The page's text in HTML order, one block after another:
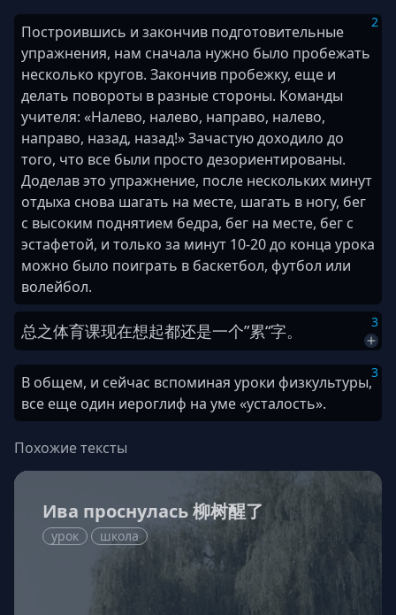
2
Построившись и закончив подготовительные
упражнения, нам сначала нужно было пробежать
несколько кругов. Закончив пробежку, еще и
делать повороты в разные стороны. Команды
учителя: «Налево, налево, направо, налево,
направо, назад, назад!» Зачастую доходило до
того, что все были просто дезориентированы.
Доделав это упражнение, после нескольких минут
отдыха снова шагать на месте, шагать в ногу, бег
с высоким поднятием бедра, бег на месте, бег с
эстафетой, и только за минут 10-20 до конца урока
можно было поиграть в баскетбол, футбол или
волейбол.
3
总之体育课现在想起都还是一个”累“字。
3
В общем, и сейчас вспоминая уроки физкультуры,
все еще один иероглиф на уме «усталость».
Похожие тексты
Ива проснулась 柳树醒了
урок школа